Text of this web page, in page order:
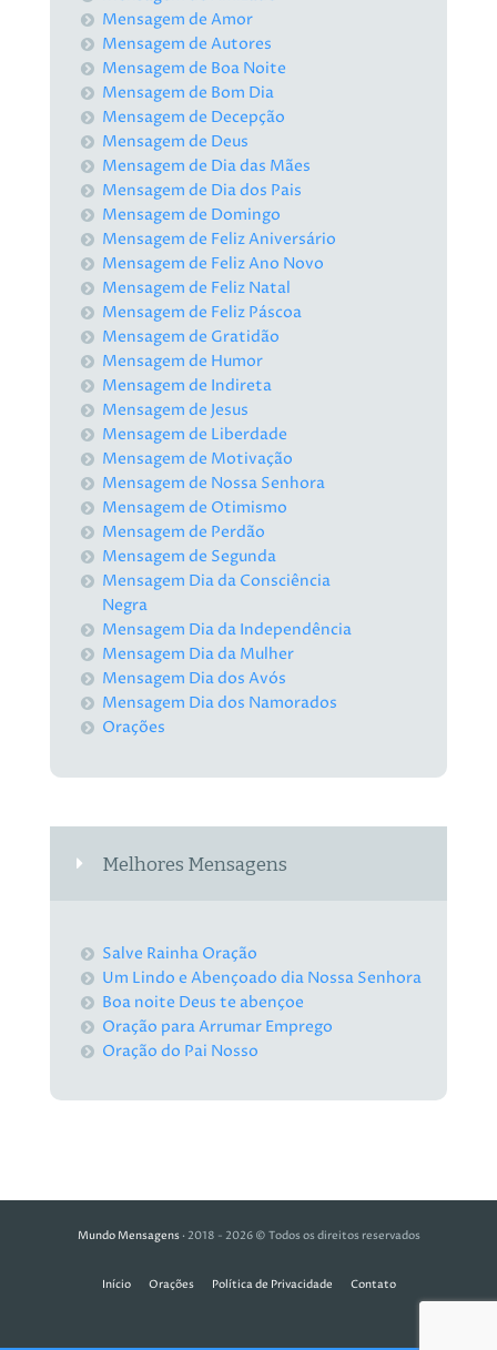
Mensagem de Amor
Mensagem de Autores
Mensagem de Boa Noite
Mensagem de Bom Dia
Mensagem de Decepção
Mensagem de Deus
Mensagem de Dia das Mães
Mensagem de Dia dos Pais
Mensagem de Domingo
Mensagem de Feliz Aniversário
Mensagem de Feliz Ano Novo
Mensagem de Feliz Natal
Mensagem de Feliz Páscoa
Mensagem de Gratidão
Mensagem de Humor
Mensagem de Indireta
Mensagem de Jesus
Mensagem de Liberdade
Mensagem de Motivação
Mensagem de Nossa Senhora
Mensagem de Otimismo
Mensagem de Perdão
Mensagem de Segunda
Mensagem Dia da Consciência
Negra
Mensagem Dia da Independência
Mensagem Dia da Mulher
Mensagem Dia dos Avós
Mensagem Dia dos Namorados
Orações
Melhores Mensagens
Salve Rainha Oração
Um Lindo e Abençoado dia Nossa Senhora
Boa noite Deus te abençoe
Oração para Arrumar Emprego
Oração do Pai Nosso
Mundo Mensagens· 2018 - 2026 © Todos os direitos reservados
Início Orações Política de Privacidade Contato